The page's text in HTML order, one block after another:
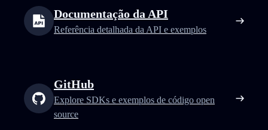
Documentação da API
Referência detalhada da API e exemplos
GitHub
Explore SDKs e exemplos de código open
source